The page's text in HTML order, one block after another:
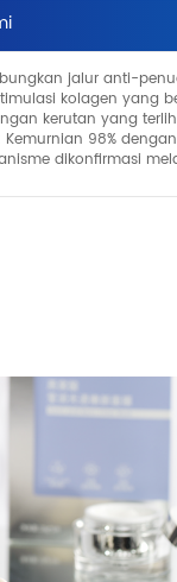
jalur anti-
kolagen yang
kerutan yang
Kemurnian 98%
dikonfirmasi